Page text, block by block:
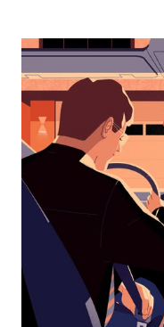
で
ン
ダ
ー
を
操
作
し、
を
選
択